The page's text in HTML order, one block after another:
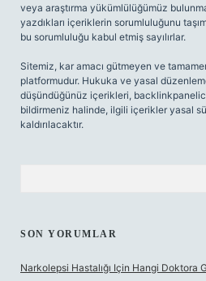
veya araştırma yükümlülüğümüz
yazdıkları içeriklerin sorumluluğunu
bu sorumluluğu kabul etmiş sayılırlar.
Sitemiz, kar amacı gütmeyen ve
platformudur. Hukuka ve yasal
düşündüğünüz içerikleri,
bildirmeniz halinde, ilgili içerikler yasal
kaldırılacaktır.
SON YORUMLAR
Narkolepsi Hastalığı Için Hangi Doktora